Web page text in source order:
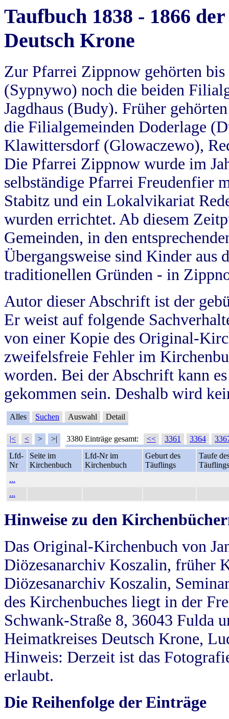
Taufbuch 1838 - 1866
Deutsch Krone
Zur Pfarrei Zippnow gehörten
(Sypnywo) noch die beiden
Jagdhaus (Budy). Früher
die Filialgemeinden Doderlage
Klawittersdorf (Glowaczewo),
Die Pfarrei Zippnow wurde im
selbständige Pfarrei Freudenfier
Stabitz und ein Lokalvikariat
wurden errichtet. Ab diesem
Gemeinden, in den
Übergangsweise sind Kinder aus
traditionellen Gründen - in
Autor dieser Abschrift ist der
Er weist auf folgende
von einer Kopie des Original-
zweifelsfreie Fehler im
worden. Bei der Abschrift kann
gekommen sein. Deshalb wird
Alles Suchen Auswahl Detail
|< < > >| 3380 Einträge gesamt: << 3361 3364
Lfd-
Nr
Seite im
Kirchenbuch
Lfd-Nr im
Kirchenbuch
Geburt des
Täuflings
Taufe
Täuflings
...
...
Hinweise zu den
Das Original-Kirchenbuch von
Diözesanarchiv Koszalin, früher
Diözesanarchiv Koszalin,
des Kirchenbuches liegt in der
Schwank-Straße 8, 36043 Fulda
Heimatkreises Deutsch Krone,
Hinweis: Derzeit ist das
erlaubt.
Die Reihenfolge der Einträge